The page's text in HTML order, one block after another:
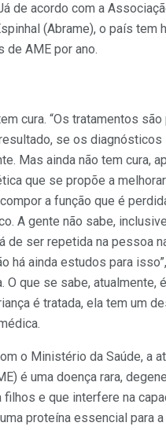
de acordo com a
(Abrame), o país tem
de AME por ano.
cura. “Os tratamentos
se os
Mas ainda não tem cura,
que se propõe a
a função que é
A gente não sabe,
de ser repetida na pessoa
há ainda estudos para
O que se sabe, atualmente,
é tratada, ela tem um
o Ministério da Saúde, a
é uma doença rara,
filhos e que interfere na
proteína essencial para